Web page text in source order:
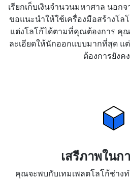
เรียกเก็บเงินจำนวนมหาศาล นอก
ขอแนะนำให้ใช้เครื่องมือสร้างโล
แต่งโลโก้ได้ตามที่คุณต้องการ คุ
ละเอียดให้นักออกแบบมากที่สุด แ
ต้องการยังค
เสรีภาพในก
คุณจะพบกับเทมเพลตโลโก้ช่าง